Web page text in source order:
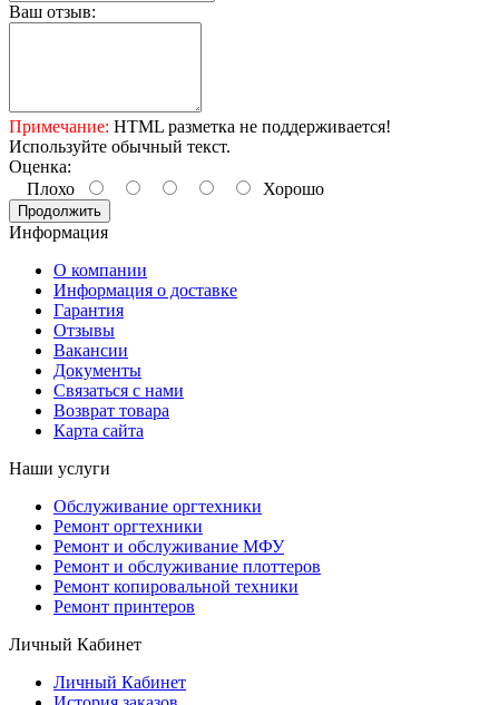
Ваш отзыв:
Примечание: HTML разметка не поддерживается!
Используйте обычный текст.
Оценка:
Плохо
Хорошо
Продолжить
Информация
О компании
Информация о доставке
Гарантия
Отзывы
Вакансии
Документы
Связаться с нами
Возврат товара
Карта сайта
Наши услуги
Обслуживание оргтехники
Ремонт оргтехники
Ремонт и обслуживание МФУ
Ремонт и обслуживание плоттеров
Ремонт копировальной техники
Ремонт принтеров
Личный Кабинет
Личный Кабинет